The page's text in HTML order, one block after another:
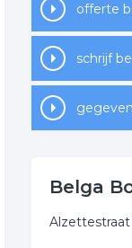
offerte
schrijf
Belga
Alzettestraat